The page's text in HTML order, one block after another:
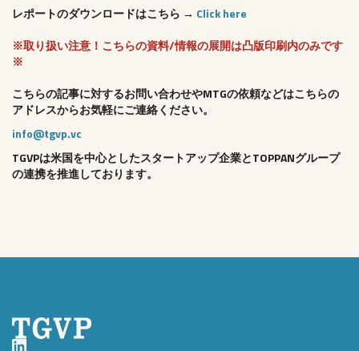
レポートのダウンロードはこちら → Click here
※取り扱い注意！こちらの資料/情報の展開は凸版印刷内のみです
※
こちらの記事に対するお問い合わせやMTGの依頼などはこちらの
アドレスからお気軽にご連絡ください。
info@tgvp.vc
TGVPは米国を中心としたスタートアップ企業とTOPPANグループ
の連携を推進しております。